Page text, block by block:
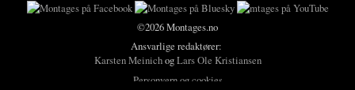
©2026 Montages.no
Ansvarlige redaktører:
Karsten MeinichogLars Ole Kristiansen
Personvern og cookies